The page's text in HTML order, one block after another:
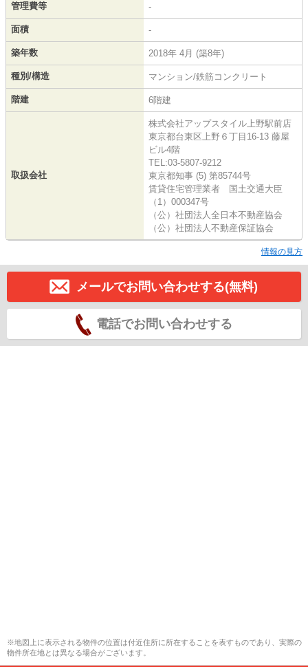
管理費等 -
面積 -
築年数 2018年 4月 (築8年)
種別/構造 マンション/鉄筋コンクリート
階建 6階建
取扱会社
株式会社アップスタイル上野駅前店
東京都台東区上野６丁目16-13 藤屋
ビル4階
TEL:03-5807-9212
東京都知事 (5) 第85744号
賃貸住宅管理業者 国土交通大臣
（1）000347号
（公）社団法人全日本不動産協会
（公）社団法人不動産保証協会
情報の見方
メールでお問い合わせする(無料)
電話でお問い合わせする
※地図上に表示される物件の位置は付近住所に所在することを表すものであり、実際の
物件所在地とは異なる場合がございます。